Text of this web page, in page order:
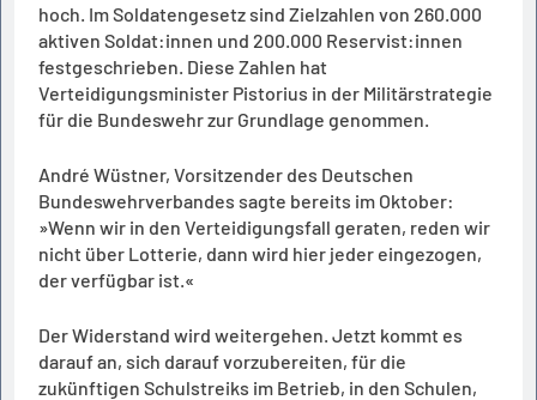
hoch. Im Soldatengesetz sind Zielzahlen von 260.000
aktiven Soldat:innen und 200.000 Reservist:innen
festgeschrieben. Diese Zahlen hat
Verteidigungsminister Pistorius in der Militärstrategie
für die Bundeswehr zur Grundlage genommen.
André Wüstner, Vorsitzender des Deutschen
Bundeswehrverbandes sagte bereits im Oktober:
»Wenn wir in den Verteidigungsfall geraten, reden wir
nicht über Lotterie, dann wird hier jeder eingezogen,
der verfügbar ist.«
Der Widerstand wird weitergehen. Jetzt kommt es
darauf an, sich darauf vorzubereiten, für die
zukünftigen Schulstreiks im Betrieb, in den Schulen,